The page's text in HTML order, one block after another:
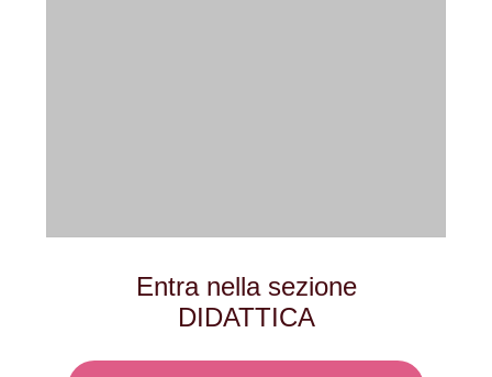
Entra nella sezione
DIDATTICA